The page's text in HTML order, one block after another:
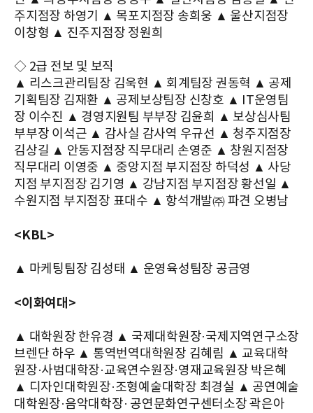
주지점장 하영기 ▲ 목포지점장 송희웅 ▲ 울산지점장
이창형 ▲ 진주지점장 정원희
◇ 2급 전보 및 보직
▲ 리스크관리팀장 김욱현 ▲ 회계팀장 권동혁 ▲ 공제
기획팀장 김재환 ▲ 공제보상팀장 신창호 ▲ IT운영팀
장 이수진 ▲ 경영지원팀 부부장 김윤희 ▲ 보상심사팀
부부장 이석근 ▲ 감사실 감사역 우규선 ▲ 청주지점장
김상길 ▲ 안동지점장 직무대리 손영준 ▲ 창원지점장
직무대리 이영중 ▲ 중앙지점 부지점장 하덕성 ▲ 사당
지점 부지점장 김기영 ▲ 강남지점 부지점장 황선일 ▲
수원지점 부지점장 표대수 ▲ 항석개발㈜ 파견 오병남
<KBL>
▲ 마케팅팀장 김성태 ▲ 운영육성팀장 공금영
<이화여대>
▲ 대학원장 한유경 ▲ 국제대학원장·국제지역연구소장
브렌단 하우 ▲ 통역번역대학원장 김혜림 ▲ 교육대학
원장·사범대학장·교육연수원장·영재교육원장 박은혜
▲ 디자인대학원장·조형예술대학장 최경실 ▲ 공연예술
대학원장·음악대학장· 공연문화연구센터소장 곽은아